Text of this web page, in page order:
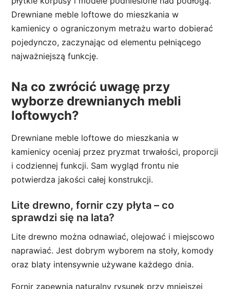
Drewniane meble loftowe do mieszkania w
kamienicy o ograniczonym metrażu warto dobierać
pojedynczo, zaczynając od elementu pełniącego
najważniejszą funkcję.
Na co zwrócić uwagę przy
wyborze drewnianych mebli
loftowych?
Drewniane meble loftowe do mieszkania w
kamienicy oceniaj przez pryzmat trwałości, proporcji
i codziennej funkcji. Sam wygląd frontu nie
potwierdza jakości całej konstrukcji.
Lite drewno, fornir czy płyta – co
sprawdzi się na lata?
Lite drewno można odnawiać, olejować i miejscowo
naprawiać. Jest dobrym wyborem na stoły, komody
oraz blaty intensywnie używane każdego dnia.
Fornir zapewnia naturalny rysunek przy mniejszej